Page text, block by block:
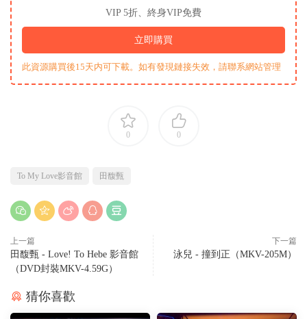
VIP 5折、終身VIP免費
立即購買
此資源購買後15天内可下載。如有發現鏈接失效，請聯系網站管理
0 0
To My Love影音館 田馥甄
上一篇
田馥甄 - Love! To Hebe 影音館
（DVD封裝MKV-4.59G）
下一篇
泳兒 - 撞到正（MKV-205M）
猜你喜歡